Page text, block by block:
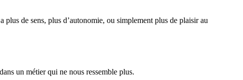
de sens, plus d’autonomie, ou simplement plus de plaisir au
un métier qui ne nous ressemble plus.